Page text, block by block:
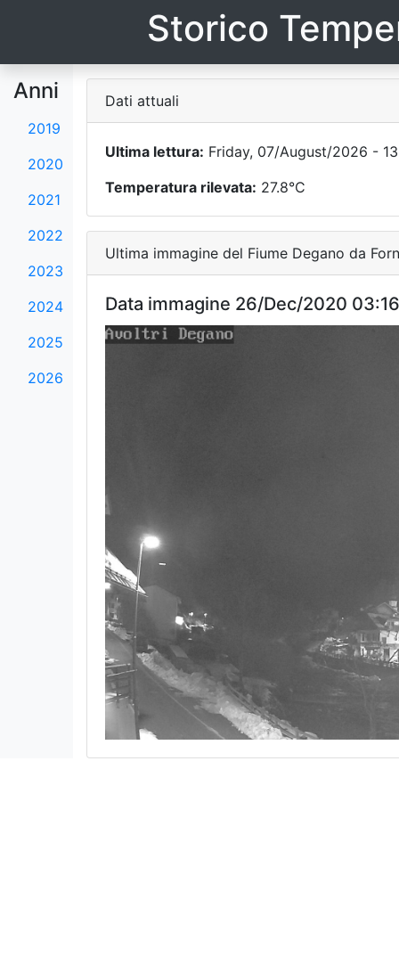
Storico
Anni
2019
2020
2021
2022
2023
2024
2025
2026
Dati attuali
Ultima lettura: Friday, 07/August/2026 -
Temperatura rilevata: 27.8°C
Ultima immagine del Fiume Degano da
Data immagine 26/Dec/2020 03:16